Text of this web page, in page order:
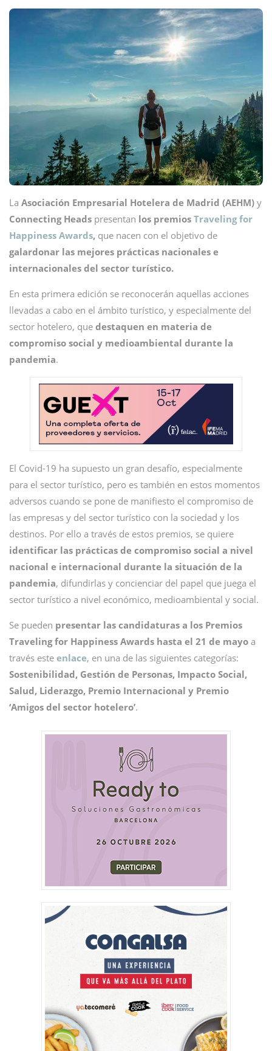
La Asociación Empresarial Hotelera de Madrid (AEHM) y
Connecting Heads presentan los premios Traveling for
Happiness Awards, que nacen con el objetivo de
galardonar las mejores prácticas nacionales e
internacionales del sector turístico.
En esta primera edición se reconocerán aquellas acciones
llevadas a cabo en el ámbito turístico, y especialmente del
sector hotelero, que destaquen en materia de
compromiso social y medioambiental durante la
pandemia.
El Covid-19 ha supuesto un gran desafío, especialmente
para el sector turístico, pero es también en estos momentos
adversos cuando se pone de manifiesto el compromiso de
las empresas y del sector turístico con la sociedad y los
destinos. Por ello a través de estos premios, se quiere
identificar las prácticas de compromiso social a nivel
nacional e internacional durante la situación de la
pandemia, difundirlas y concienciar del papel que juega el
sector turístico a nivel económico, medioambiental y social.
Se pueden presentar las candidaturas a los Premios
Traveling for Happiness Awards hasta el 21 de mayo a
través este enlace, en una de las siguientes categorías:
Sostenibilidad, Gestión de Personas, Impacto Social,
Salud, Liderazgo, Premio Internacional y Premio
‘Amigos del sector hotelero’.